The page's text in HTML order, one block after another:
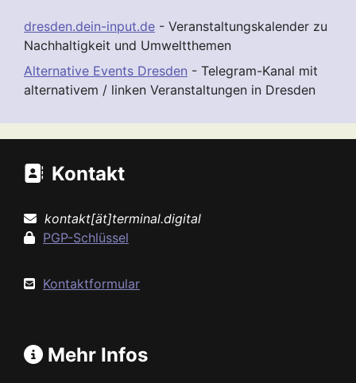
dresden.dein-input.de - Veranstaltungskalender zu
Nachhaltigkeit und Umweltthemen
Alternative Events Dresden - Telegram-Kanal mit
alternativem / linken Veranstaltungen in Dresden
Kontakt
kontakt[ät]terminal.digital
PGP-Schlüssel
Kontaktformular
Mehr Infos